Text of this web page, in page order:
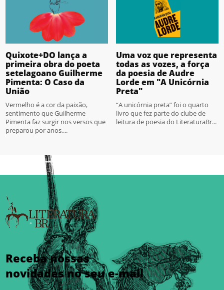
Quixote+DO lança a
primeira obra do poeta
setelagoano Guilherme
Pimenta: O Caso da
União
Vermelho é a cor da paixão,
sentimento que Guilherme
Pimenta faz surgir nos versos que
preparou por anos,...
Uma voz que representa
todas as vozes, a força
da poesia de Audre
Lorde em "A Unicórnia
Preta"
“A unicórnia preta” foi o quarto
livro que fez parte do clube de
leitura de poesia do LiteraturaBr...
Receba nossas
novidades no seu e-mail